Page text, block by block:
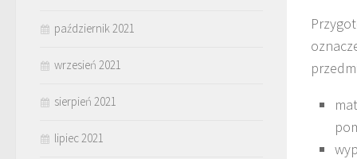
październik 2021
wrzesień 2021
sierpień 2021
lipiec 2021